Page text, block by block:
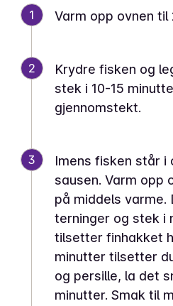
1 Varm opp ovnen til
2
Krydre fisken og
stek i 10-15
gjennomstekt.
3
Imens fisken står i
sausen. Varm opp
på middels varme.
terninger og stek i
tilsetter finhakket
minutter tilsetter
og persille, la det
minutter. Smak til